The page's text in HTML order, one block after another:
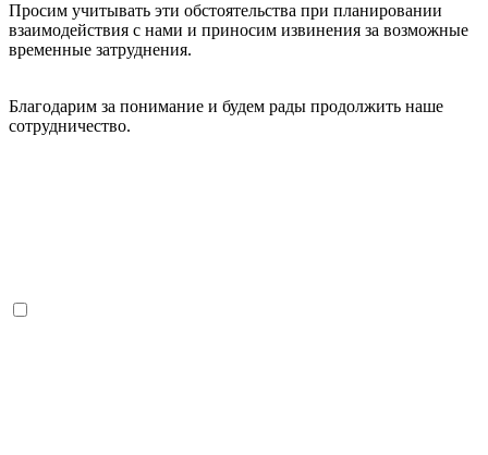
Просим учитывать эти обстоятельства при планировании
взаимодействия с нами и приносим извинения за возможные
временные затруднения.
Благодарим за понимание и будем рады продолжить наше
сотрудничество.